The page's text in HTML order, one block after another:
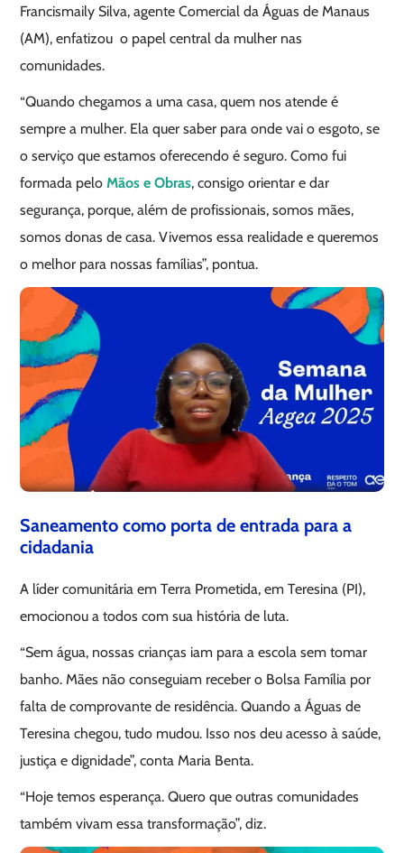
Francismaily Silva, agente Comercial da Águas de Manaus
(AM), enfatizou o papel central da mulher nas
comunidades.
“Quando chegamos a uma casa, quem nos atende é
sempre a mulher. Ela quer saber para onde vai o esgoto, se
o serviço que estamos oferecendo é seguro. Como fui
formada peloMãos e Obras, consigo orientar e dar
segurança, porque, além de profissionais, somos mães,
somos donas de casa. Vivemos essa realidade e queremos
o melhor para nossas famílias”, pontua.
Saneamento como porta de entrada para a
cidadania
A líder comunitária em Terra Prometida, em Teresina (PI),
emocionou a todos com sua história de luta.
“Sem água, nossas crianças iam para a escola sem tomar
banho. Mães não conseguiam receber o Bolsa Família por
falta de comprovante de residência. Quando a Águas de
Teresina chegou, tudo mudou. Isso nos deu acesso à saúde,
justiça e dignidade”, conta Maria Benta.
“Hoje temos esperança. Quero que outras comunidades
também vivam essa transformação”, diz.